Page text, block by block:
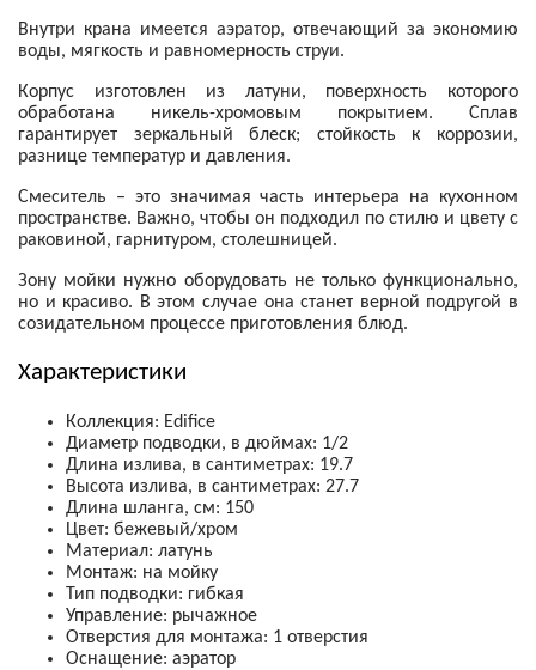
Внутри крана имеется аэратор, отвечающий за экономию
воды, мягкость и равномерность струи.
Корпус изготовлен из латуни, поверхность которого
обработана никель-хромовым покрытием. Сплав
гарантирует зеркальный блеск; стойкость к коррозии,
разнице температур и давления.
Смеситель – это значимая часть интерьера на кухонном
пространстве. Важно, чтобы он подходил по стилю и цвету с
раковиной, гарнитуром, столешницей.
Зону мойки нужно оборудовать не только функционально,
но и красиво. В этом случае она станет верной подругой в
созидательном процессе приготовления блюд.
Характеристики
Коллекция: Edifice
Диаметр подводки, в дюймах: 1/2
Длина излива, в сантиметрах: 19.7
Высота излива, в сантиметрах: 27.7
Длина шланга, см: 150
Цвет: бежевый/хром
Материал: латунь
Монтаж: на мойку
Тип подводки: гибкая
Управление: рычажное
Отверстия для монтажа: 1 отверстия
Оснащение: аэратор